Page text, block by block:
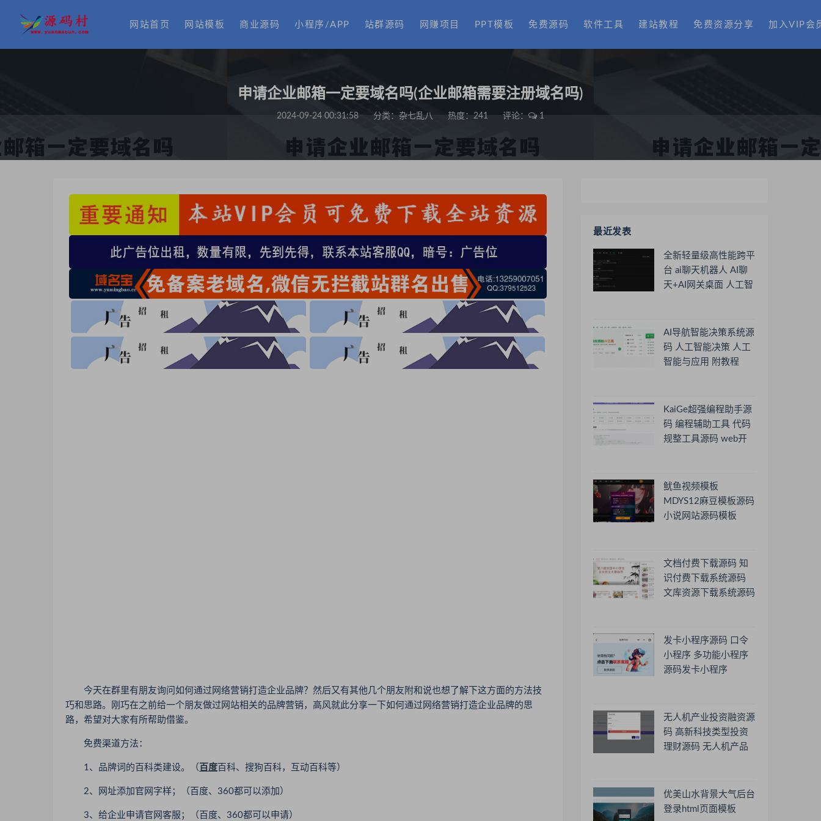
网站首页 网站模板 商业源码 小程序/APP 站群源码 网赚项目 PPT模板 免费源码 软件工具 建站教程 免费资源分享 加入VIP会
申请企业邮箱一定要域名吗(企业邮箱需要注册域名吗)
2024-09-24 00:31:58 分类： 杂七乱八 热度：241 评论： 1
今天在群里有朋友询问如何通过网络营销打造企业品牌？然后又有其他几个朋友附和说也想了解下这方面的方法技
巧和思路。刚巧在之前给一个朋友做过网站相关的品牌营销，高风就此分享一下如何通过网络营销打造企业品牌的思
路，希望对大家有所帮助借鉴。
免费渠道方法：
1、品牌词的百科类建设。（ 百度百科、搜狗百科，互动百科等）
2、网址添加官网字样；（百度、360都可以添加）
3、给企业申请官网客服；（百度、360都可以申请）
最近发表
全新轻量级高性能跨平
台 ai聊天机器人 AI聊
天+AI网关桌面 人工智
AI导航智能决策系统源
码 人工智能决策 人工
智能与应用 附教程
KaiGe超强编程助手源
码 编程辅助工具 代码
规整工具源码 web开
鱿鱼视频模板
MDYS12麻豆模板源码
小说网站源码模板
文档付费下载源码 知
识付费下载系统源码
文库资源下载系统源码
发卡小程序源码 口令
小程序 多功能小程序
源码发卡小程序
无人机产业投资融资源
码 高新科技类型投资
理财源码 无人机产品
优美山水背景大气后台
登录html页面模板